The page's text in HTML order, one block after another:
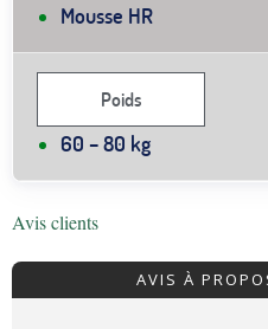
Mousse HR
Poids
60 – 80 kg
Avis clients
AVIS À